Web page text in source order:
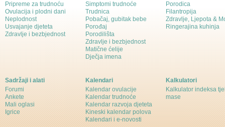
Pripreme za trudnoću
Ovulacija i plodni dani
Neplodnost
Usvajanje djeteta
Zdravlje i bezbjednost
Simptomi trudnoće
Trudnica
Pobačaj, gubitak bebe
Porođaj
Porodilišta
Zdravlje i bezbjednost
Matične ćelije
Dječja imena
Porodica
Filantropija
Zdravlje, Ljepota &
Ringerajina kuhinja
Sadržaji i alati
Forumi
Ankete
Mali oglasi
Igrice
Kalendari
Kalendar ovulacije
Kalendar trudnoće
Kalendar razvoja djeteta
Kineski kalendar polova
Kalendari i e-novosti
Kalkulatori
Kalkulator indeksa
mase